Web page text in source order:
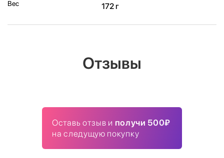
Вес 172 г
Отзывы
Оставь отзыв и получи 500₽
на следущую покупку